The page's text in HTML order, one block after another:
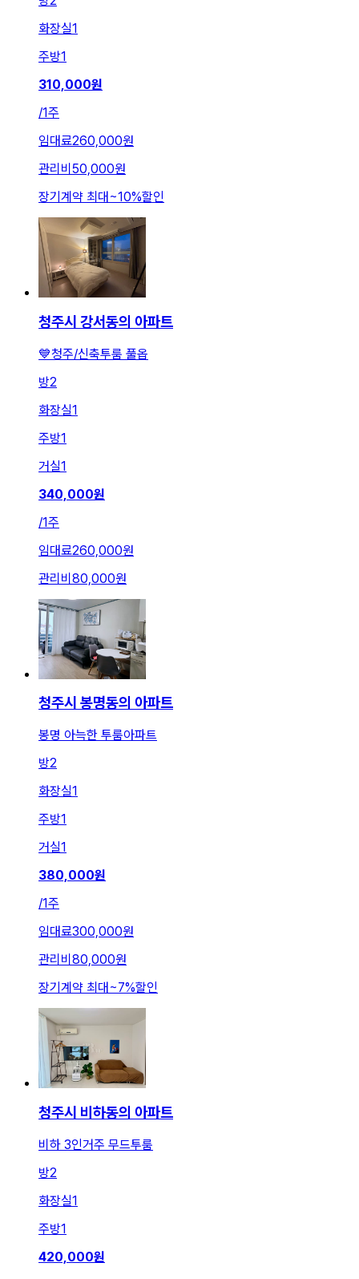
화장실1
주방1
310,000원
/1주
임대료260,000원
관리비 50,000원
장기계약 최대 ~10%할인
청주시 강서동의 아파트
💙청주/신축투룸 풀옵
방2
화장실1
주방1
거실1
340,000원
/1주
임대료260,000원
관리비 80,000원
청주시 봉명동의 아파트
봉명 아늑한 투룸아파트
방2
화장실1
주방1
거실1
380,000원
/1주
임대료300,000원
관리비 80,000원
장기계약 최대 ~7%할인
청주시 비하동의 아파트
비하 3인거주 무드투룸
방2
화장실1
주방1
420,000원